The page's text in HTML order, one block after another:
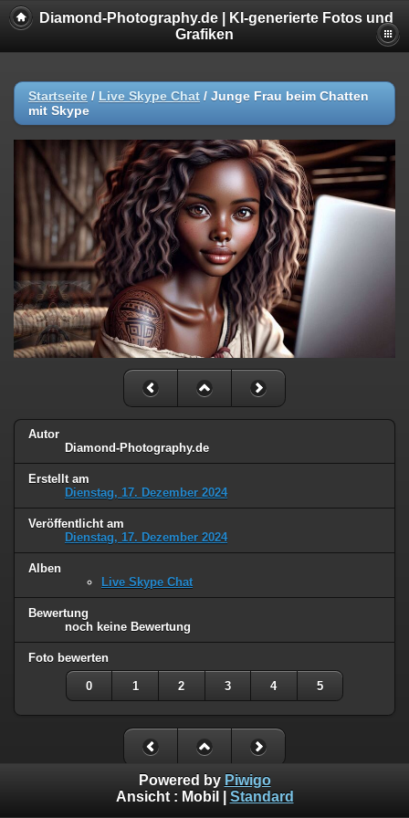
Diamond-Photography.de | KI-generierte Fotos und
Grafiken
Startseite / Live Skype Chat / Junge Frau beim Chatten
mit Skype
Autor
Diamond-Photography.de
Erstellt am
Dienstag, 17. Dezember 2024
Veröffentlicht am
Dienstag, 17. Dezember 2024
Alben
Live Skype Chat
Bewertung
noch keine Bewertung
Foto bewerten
0 1 2 3 4 5
Powered by Piwigo
Ansicht : Mobil Standard